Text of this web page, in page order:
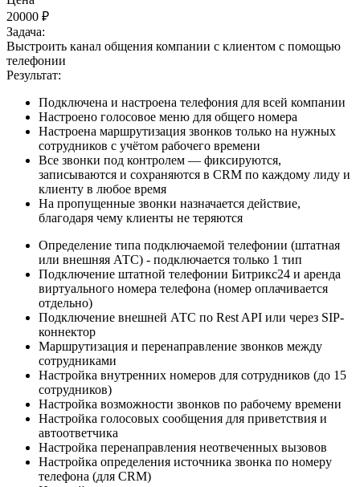
20000 ₽
Задача:
Выстроить канал общения компании с клиентом с помощью
телефонии
Результат:
Подключена и настроена телефония для всей компании
Настроено голосовое меню для общего номера
Настроена маршрутизация звонков только на нужных
сотрудников с учётом рабочего времени
Все звонки под контролем — фиксируются,
записываются и сохраняются в CRM по каждому лиду и
клиенту в любое время
На пропущенные звонки назначается действие,
благодаря чему клиенты не теряются
Определение типа подключаемой телефонии (штатная
или внешняя АТС) - подключается только 1 тип
Подключение штатной телефонии Битрикс24 и аренда
виртуального номера телефона (номер оплачивается
отдельно)
Подключение внешней АТС по Rest API или через SIP-
коннектор
Маршрутизация и перенаправление звонков между
сотрудниками
Настройка внутренних номеров для сотрудников (до 15
сотрудников)
Настройка возможности звонков по рабочему времени
Настройка голосовых сообщения для приветствия и
автоответчика
Настройка перенаправления неотвеченных вызовов
Настройка определения источника звонка по номеру
телефона (для CRM)